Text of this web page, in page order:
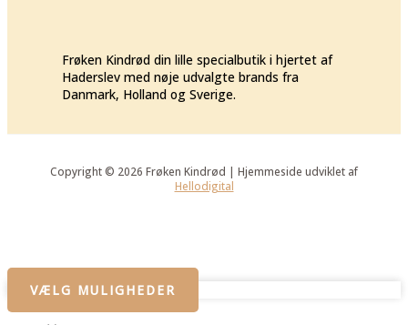
Frøken Kindrød din lille specialbutik i hjertet af
Haderslev med nøje udvalgte brands fra
Danmark, Holland og Sverige.
Copyright © 2026 Frøken Kindrød | Hjemmeside udviklet af
Hellodigital
VÆLG MULIGHEDER